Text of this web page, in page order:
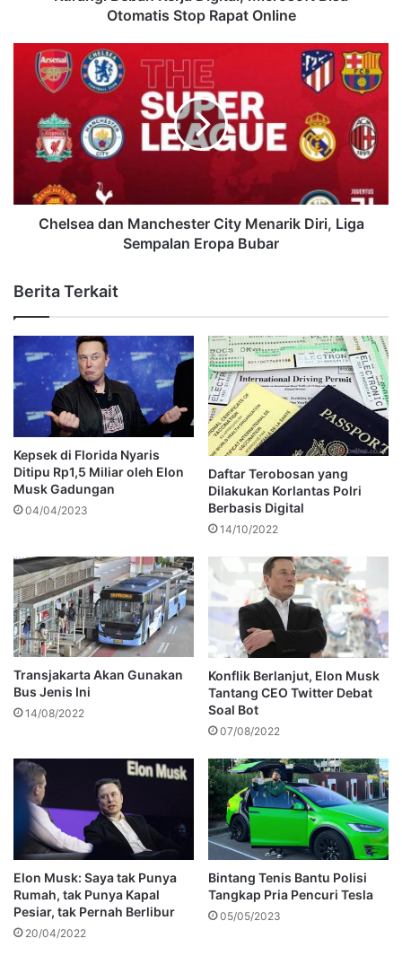
Otomatis Stop Rapat Online
Chelsea dan Manchester City Menarik Diri, Liga
Sempalan Eropa Bubar
Berita Terkait
Kepsek di Florida Nyaris
Ditipu Rp1,5 Miliar oleh Elon
Musk Gadungan
04/04/2023
Daftar Terobosan yang
Dilakukan Korlantas Polri
Berbasis Digital
14/10/2022
Transjakarta Akan Gunakan
Bus Jenis Ini
14/08/2022
Konflik Berlanjut, Elon Musk
Tantang CEO Twitter Debat
Soal Bot
07/08/2022
Elon Musk: Saya tak Punya
Rumah, tak Punya Kapal
Pesiar, tak Pernah Berlibur
20/04/2022
Bintang Tenis Bantu Polisi
Tangkap Pria Pencuri Tesla
05/05/2023